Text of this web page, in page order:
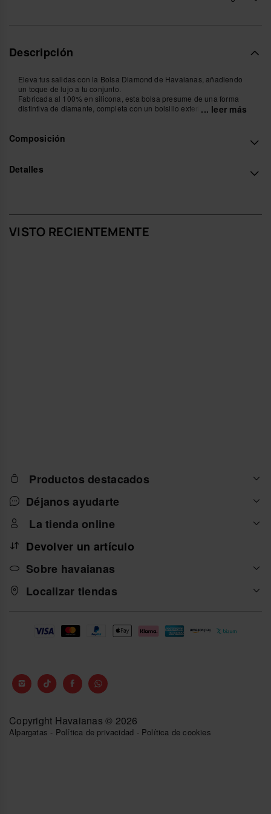
Descripción
Eleva tus salidas con la Bolsa Diamond de Havaianas, añadiendo
un toque de lujo a tu conjunto.
Fabricada al 100% en silicona, esta bolsa presume de una forma
distintiva de diamante, completa con un bolsillo exterior asegurado
mientras que la correa presenta detalles exquisitos de cadenas de
silicona y anillos metálicos.
Havaianas, donde la sofisticación se encuentra con la practicidad
para una experiencia verdaderamente lujosa.
Havaianas en España, y lleva tu estilo al siguiente nivel.
... leer más
Composición
Detalles
VISTO RECIENTEMENTE
Productos destacados
Déjanos ayudarte
La tienda online
Devolver un artículo
Sobre havaianas
Localizar tiendas
Copyright Havaianas © 2026
Alpargatas - Política de privacidad - Política de cookies